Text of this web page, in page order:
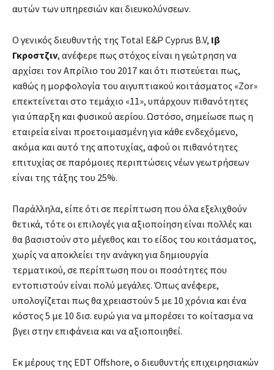
αυτών των υπηρεσιών και διευκολύνσεων.
Ο γενικός διευθυντής της Total E&P Cyprus B.V, Ιβ
Γκροστζιν, ανέφερε πως στόχος είναι η γεώτρηση να
αρχίσει τον Απρίλιο του 2017 και ότι πιστεύεται πως,
καθώς η μορφολογία του αιγυπτιακού κοιτάσματος «Ζor»
επεκτείνεται στο τεμάχιο «11», υπάρχουν πιθανότητες
για ύπαρξη και φυσικού αερίου. Ωστόσο, σημείωσε πως η
εταιρεία είναι προετοιμασμένη για κάθε ενδεχόμενο,
ακόμα και αυτό της αποτυχίας, αφού οι πιθανότητες
επιτυχίας σε παρόμοιες περιπτώσεις νέων γεωτρήσεων
είναι της τάξης του 25%.
Παράλληλα, είπε ότι σε περίπτωση που όλα εξελιχθούν
θετικά, τότε οι επιλογές για αξιοποίηση είναι πολλές και
θα βασιστούν στο μέγεθος και το είδος του κοιτάσματος,
χωρίς να αποκλείει την ανάγκη για δημιουργία
τερματικού, σε περίπτωση που οι ποσότητες που
εντοπιστούν είναι πολύ μεγάλες. Όπως ανέφερε,
υπολογίζεται πως θα χρειαστούν 5 με 10 χρόνια και ένα
κόστος 5 με 10 δισ. ευρώ για να μπορέσει το κοίτασμα να
βγει στην επιφάνεια και να αξιοποιηθεί.
Εκ μέρους της EDT Offshore, ο διευθυντής επιχειρησιακών